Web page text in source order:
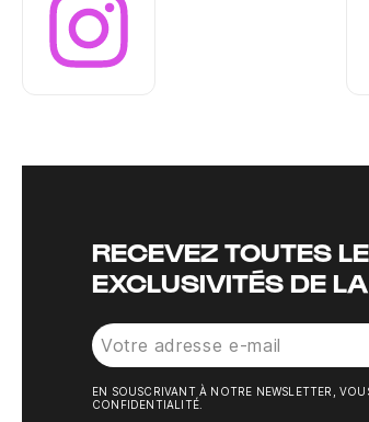
RECEVEZ TOUTES
EXCLUSIVITÉS DE
EN SOUSCRIVANT À NOTRE NEWSLETTER,
CONFIDENTIALITÉ.